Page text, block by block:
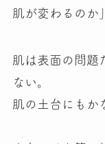
肌が変わるのか
肌は表面の問題
ない。
肌の土台にもか